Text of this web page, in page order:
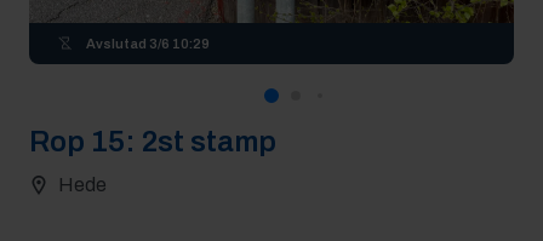
Avslutad 3/6 10:29
Rop 15: 2st stamp
Hede